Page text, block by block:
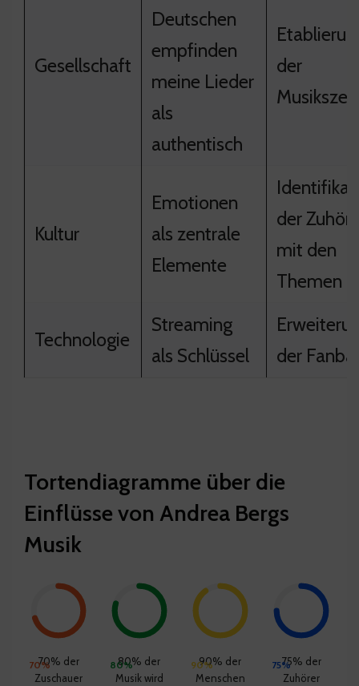
Gesellschaft
Deutschen
empfinden
meine Lieder
als
authentisch
der
Kultur
Emotionen
als zentrale
Elemente
der
mit den
Themen
Technologie
Streaming
als Schlüssel
der
Tortendiagramme über die
Einflüsse von Andrea Bergs
Musik
70%
70% der
Zuschauer
80%
80% der
Musik wird
90%
90% der
Menschen
75%75% der
Zuhörer